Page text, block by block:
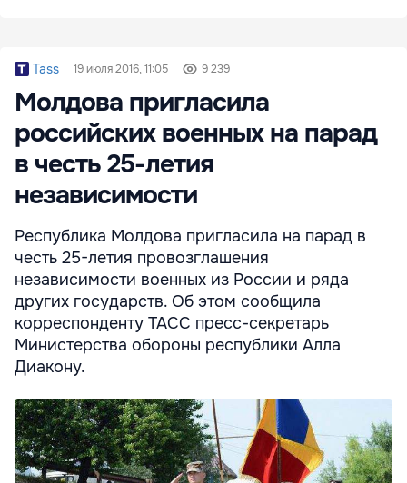
Tass 19 июля 2016, 11:05 9 239
Молдова пригласила
российских военных на парад
в честь 25-летия
независимости
Республика Молдова пригласила на парад в
честь 25-летия провозглашения
независимости военных из России и ряда
других государств. Об этом сообщила
корреспонденту ТАСС пресс-секретарь
Министерства обороны республики Алла
Диакону.